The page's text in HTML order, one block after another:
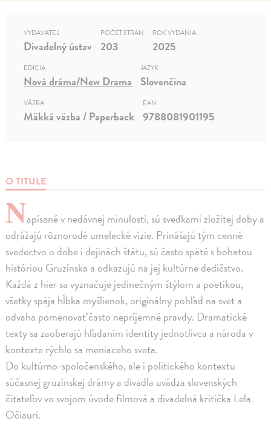
O TITULE
Napísané v nedávnej minulosti, sú svedkami zložitej doby a
odrážajú rôznorodé umelecké vízie. Prinášajú tým cenné
svedectvo o dobe i dejinách štátu, sú často späté s bohatou
históriou Gruzínska a odkazujú na jej kultúrne dedičstvo.
Každá z hier sa vyznačuje jedinečným štýlom a poetikou,
všetky spája hĺbka myšlienok, originálny pohľad na svet a
odvaha pomenovať často nepríjemné pravdy. Dramatické
texty sa zaoberajú hľadaním identity jednotlivca a národa v
kontexte rýchlo sa meniaceho sveta.
Do kultúrno-spoločenského, ale i politického kontextu
súčasnej gruzínskej drámy a divadla uvádza slovenských
čitateľov vo svojom úvode filmová a divadelná kritička Lela
Očiauri.
VYDAVATEĽ
Divadelný ústav
POČET STRÁN
203
ROK VYDANIA
2025
EDÍCIA
Nová dráma/New Drama
JAZYK
Slovenčina
VÄZBA
Mäkká väzba / Paperback
EAN
9788081901195